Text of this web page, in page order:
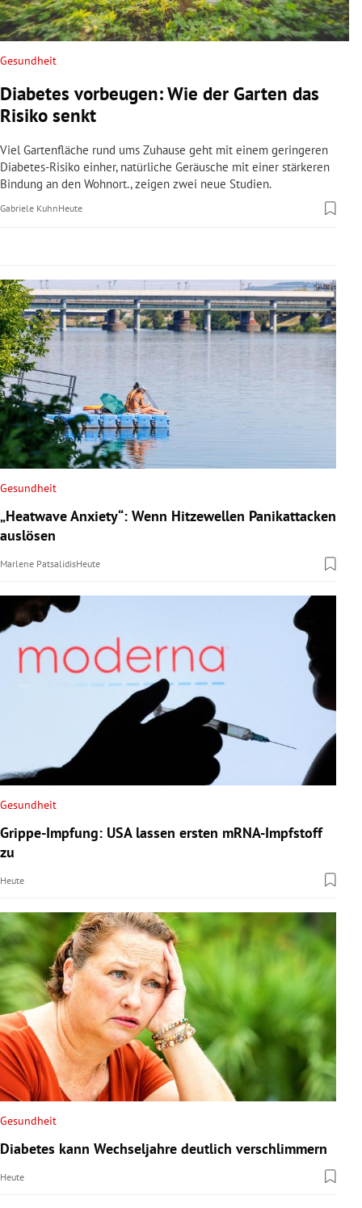
Untermenü
Untermenü
Untermenü
Untermenü
Untermenü
Untermenü
Untermenü
Gesundheit
Diabetes vorbeugen: Wie der Garten das
Risiko senkt
Viel Gartenfläche rund ums Zuhause geht mit einem geringeren
Diabetes-Risiko einher, natürliche Geräusche mit einer stärkeren
Bindung an den Wohnort., zeigen zwei neue Studien.
Gabriele KuhnHeute
Gesundheit
„Heatwave Anxiety“: Wenn Hitzewellen Panikattacken
auslösen
Marlene PatsalidisHeute
Gesundheit
Grippe-Impfung: USA lassen ersten mRNA-Impfstoff
zu
Heute
Gesundheit
Diabetes kann Wechseljahre deutlich verschlimmern
Heute